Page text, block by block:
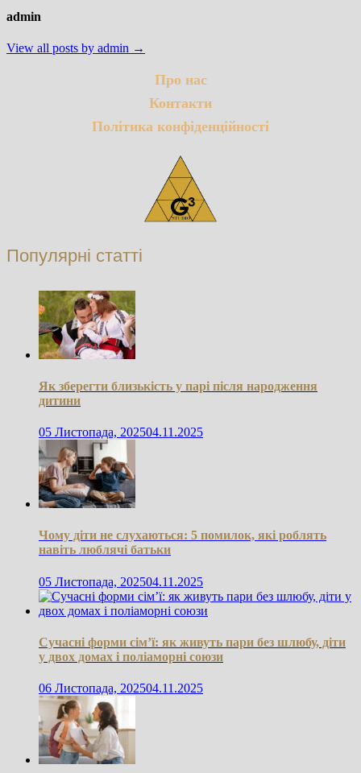
admin
View all posts by admin →
Про нас
Контакти
Політика конфіденційності
Популярні статті
Як зберегти близькість у парі після народження
дитини
05 Листопада, 202504.11.2025
Чому діти не слухаються: 5 помилок, які роблять
навіть люблячі батьки
05 Листопада, 202504.11.2025
Сучасні форми сім’ї: як живуть пари без шлюбу, діти
у двох домах і поліаморні союзи
06 Листопада, 202504.11.2025